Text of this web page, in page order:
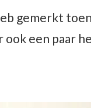
gemerkt
ook een paar